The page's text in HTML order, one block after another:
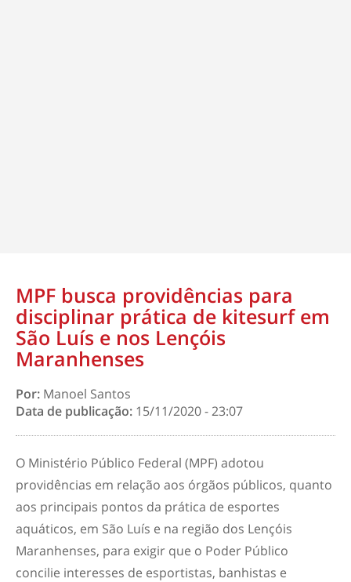
MPF busca providências para
disciplinar prática de kitesurf em
São Luís e nos Lençóis
Maranhenses
Por: Manoel Santos
Data de publicação: 15/11/2020 - 23:07
O Ministério Público Federal (MPF) adotou
providências em relação aos órgãos públicos, quanto
aos principais pontos da prática de esportes
aquáticos, em São Luís e na região dos Lençóis
Maranhenses, para exigir que o Poder Público
concilie interesses de esportistas, banhistas e